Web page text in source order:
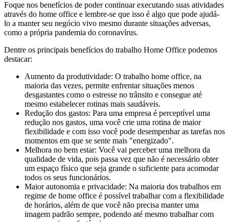
Foque nos benefícios de poder continuar executando suas atividades
através do home office e lembre-se que isso é algo que pode ajudá-
lo a manter seu negócio vivo mesmo durante situações adversas,
como a própria pandemia do coronavírus.
Dentre os principais benefícios do trabalho Home Office podemos
destacar:
Aumento da produtividade: O trabalho home office, na
maioria das vezes, permite enfrentar situações menos
desgastantes como o estresse no trânsito e consegue até
mesmo estabelecer rotinas mais saudáveis.
Redução dos gastos: Para uma empresa é perceptível uma
redução nos gastos, uma você crie uma rotina de maior
flexibilidade e com isso você pode desempenhar as tarefas nos
momentos em que se sente mais "energizado".
Melhora no bem estar: Você vai perceber uma melhora da
qualidade de vida, pois passa vez que não é necessário obter
um espaço físico que seja grande o suficiente para acomodar
todos os seus funcionários.
Maior autonomia e privacidade: Na maioria dos trabalhos em
regime de home office é possível trabalhar com a flexibilidade
de horários, além de que você não precisa manter uma
imagem padrão sempre, podendo até mesmo trabalhar com